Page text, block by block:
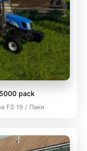
pack
FS 19 / Паки